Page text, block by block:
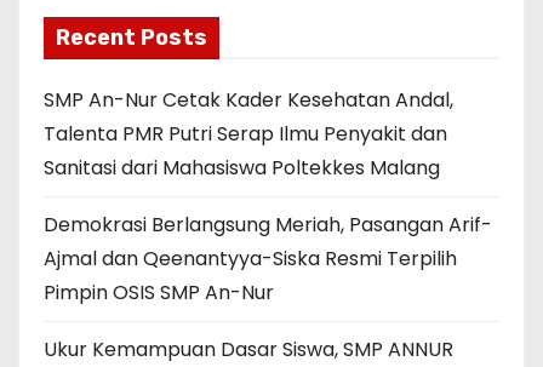
Recent Posts
SMP An-Nur Cetak Kader Kesehatan Andal,
Talenta PMR Putri Serap Ilmu Penyakit dan
Sanitasi dari Mahasiswa Poltekkes Malang
Demokrasi Berlangsung Meriah, Pasangan Arif-
Ajmal dan Qeenantyya-Siska Resmi Terpilih
Pimpin OSIS SMP An-Nur
Ukur Kemampuan Dasar Siswa, SMP ANNUR